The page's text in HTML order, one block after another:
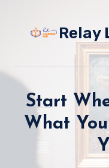
Relay
Start
What